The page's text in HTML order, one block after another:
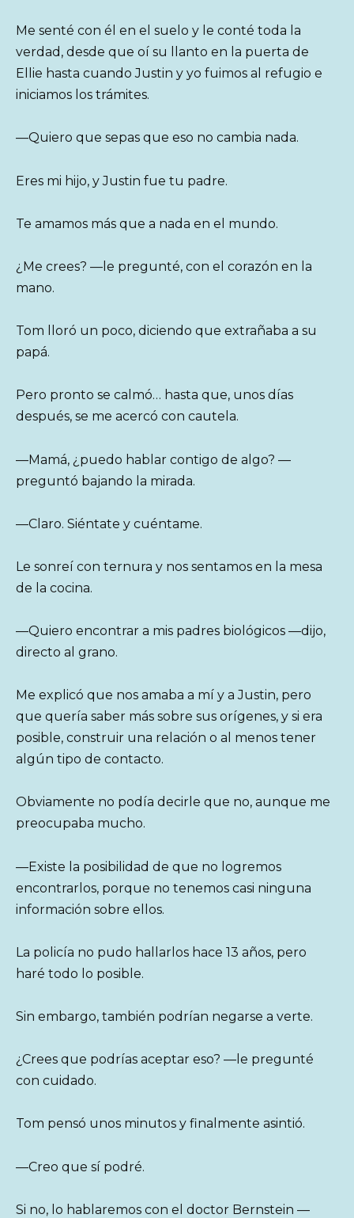
Me senté con él en el suelo y le conté toda la
verdad, desde que oí su llanto en la puerta de
Ellie hasta cuando Justin y yo fuimos al refugio e
iniciamos los trámites.
—Quiero que sepas que eso no cambia nada.
Eres mi hijo, y Justin fue tu padre.
Te amamos más que a nada en el mundo.
¿Me crees? —le pregunté, con el corazón en la
mano.
Tom lloró un poco, diciendo que extrañaba a su
papá.
Pero pronto se calmó… hasta que, unos días
después, se me acercó con cautela.
—Mamá, ¿puedo hablar contigo de algo? —
preguntó bajando la mirada.
—Claro. Siéntate y cuéntame.
Le sonreí con ternura y nos sentamos en la mesa
de la cocina.
—Quiero encontrar a mis padres biológicos —dijo,
directo al grano.
Me explicó que nos amaba a mí y a Justin, pero
que quería saber más sobre sus orígenes, y si era
posible, construir una relación o al menos tener
algún tipo de contacto.
Obviamente no podía decirle que no, aunque me
preocupaba mucho.
—Existe la posibilidad de que no logremos
encontrarlos, porque no tenemos casi ninguna
información sobre ellos.
La policía no pudo hallarlos hace 13 años, pero
haré todo lo posible.
Sin embargo, también podrían negarse a verte.
¿Crees que podrías aceptar eso? —le pregunté
con cuidado.
Tom pensó unos minutos y finalmente asintió.
—Creo que sí podré.
Si no, lo hablaremos con el doctor Bernstein —